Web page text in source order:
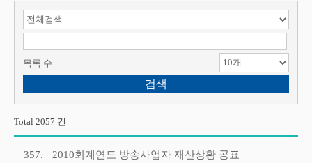
검색 항목 선택
목록 수
Total 2057 건
357. 2010회계연도 방송사업자 재산상황 공표